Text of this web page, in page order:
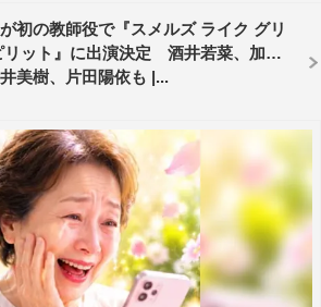
©「スメルズ ライク グリーン スピリット」製
初の教師役で『スメルズ ライク グリ
リット』に出演決定 酒井若菜、加治
美樹、片田陽依も |...